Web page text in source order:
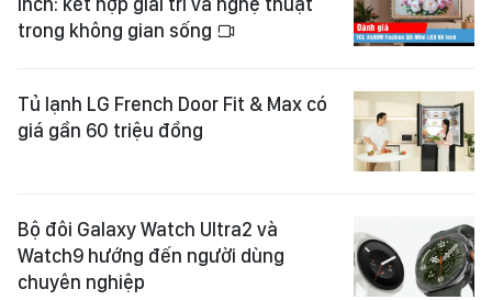
trong không gian sống
Tủ lạnh LG French Door Fit & Max có
giá gần 60 triệu đồng
Bộ đôi Galaxy Watch Ultra2 và
Watch9 hướng đến người dùng
chuyên nghiệp